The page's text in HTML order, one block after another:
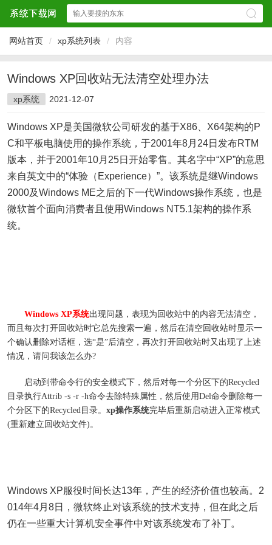
网站首页 / xp系统列表 / 内容
Windows XP回收站无法清空处理办法
xp系统 2021-12-07
Windows XP是美国微软公司研发的基于X86、X64架构的P
C和平板电脑使用的操作系统，于2001年8月24日发布RTM
版本，并于2001年10月25日开始零售。其名字中“XP”的意思
来自英文中的“体验（Experience）”。该系统是继Windows
2000及Windows ME之后的下一代Windows操作系统，也是
微软首个面向消费者且使用Windows NT5.1架构的操作系
统。
Windows XP系统出现问题，表现为回收站中的内容无法清空，
而且每次打开回收站时它总先搜索一遍，然后在清空回收站时显示一
个确认删除对话框，选“是”后清空，再次打开回收站时又出现了上述
情况，请问我该怎么办?
启动到带命令行的安全模式下，然后对每一个分区下的Recycled
目录执行Attrib -s -r -h命令去除特殊属性，然后使用Del命令删除每一
个分区下的Recycled目录。 xp操作系统完毕后重新启动进入正常模式
(重新建立回收站文件)。
Windows XP服役时间长达13年，产生的经济价值也较高。2
014年4月8日，微软终止对该系统的技术支持，但在此之后
仍在一些重大计算机安全事件中对该系统发布了补丁。